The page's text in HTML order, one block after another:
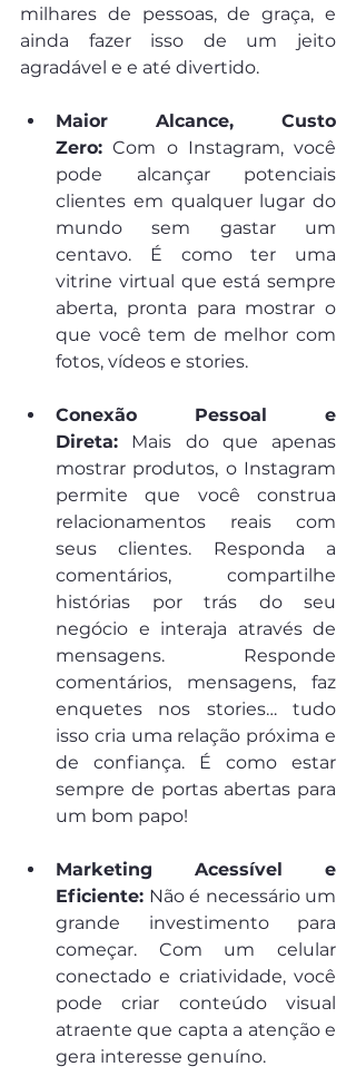
milhares de pessoas, de graça, e
ainda fazer isso de um jeito
agradável e e até divertido.
Maior Alcance, Custo
Zero: Com o Instagram, você
pode alcançar potenciais
clientes em qualquer lugar do
mundo sem gastar um
centavo. É como ter uma
vitrine virtual que está sempre
aberta, pronta para mostrar o
que você tem de melhor com
fotos, vídeos e stories.
Conexão Pessoal e
Direta: Mais do que apenas
mostrar produtos, o Instagram
permite que você construa
relacionamentos reais com
seus clientes. Responda a
comentários, compartilhe
histórias por trás do seu
negócio e interaja através de
mensagens. Responde
comentários, mensagens, faz
enquetes nos stories… tudo
isso cria uma relação próxima e
de confiança. É como estar
sempre de portas abertas para
um bom papo!
Marketing Acessível e
Eficiente: Não é necessário um
grande investimento para
começar. Com um celular
conectado e criatividade, você
pode criar conteúdo visual
atraente que capta a atenção e
gera interesse genuíno.